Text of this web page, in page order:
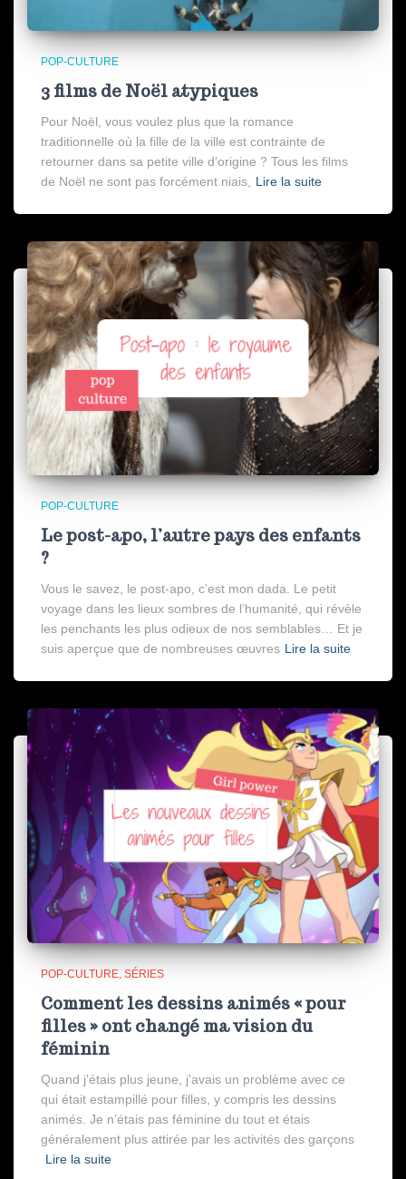
POP-CULTURE
3 films de Noël atypiques
Pour Noël, vous voulez plus que la romance
traditionnelle où la fille de la ville est contrainte de
retourner dans sa petite ville d’origine ? Tous les films
de Noël ne sont pas forcément niais,
Lire la suite
POP-CULTURE
Le post-apo, l’autre pays des enfants
?
Vous le savez, le post-apo, c’est mon dada. Le petit
voyage dans les lieux sombres de l’humanité, qui révèle
les penchants les plus odieux de nos semblables… Et je
suis aperçue que de nombreuses œuvres Lire la suite
POP-CULTURE SÉRIES
Comment les dessins animés « pour
filles » ont changé ma vision du
féminin
Quand j’étais plus jeune, j’avais un problème avec ce
qui était estampillé pour filles, y compris les dessins
animés. Je n’étais pas féminine du tout et étais
généralement plus attirée par les activités des garçons
Lire la suite